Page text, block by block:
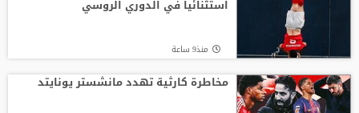
خضيرة يفاجئ ريال مدريد
استثنائيا في الدوري الروسي
منذ9 ساعة
مخاطرة كارثية تهدد مانشستر يونايتد